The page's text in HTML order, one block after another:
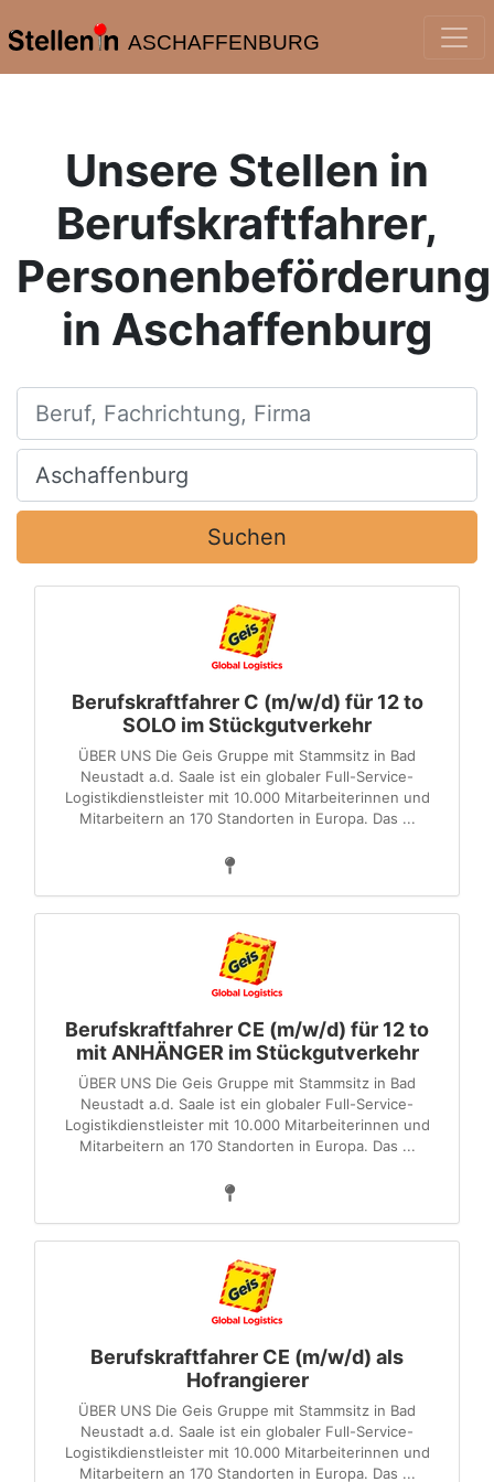
ASCHAFFENBURG
Unsere Stellen in
Berufskraftfahrer,
Personenbeförderung
in Aschaffenburg
Beruf, Fachrichtung, Firma
Ort, Stadt
Suchen
Berufskraftfahrer C (m/w/d) für 12 to
SOLO im Stückgutverkehr
ÜBER UNS Die Geis Gruppe mit Stammsitz in Bad
Neustadt a.d. Saale ist ein globaler Full-Service-
Logistikdienstleister mit 10.000 Mitarbeiterinnen und
Mitarbeitern an 170 Standorten in Europa. Das ...
Berufskraftfahrer CE (m/w/d) für 12 to
mit ANHÄNGER im Stückgutverkehr
ÜBER UNS Die Geis Gruppe mit Stammsitz in Bad
Neustadt a.d. Saale ist ein globaler Full-Service-
Logistikdienstleister mit 10.000 Mitarbeiterinnen und
Mitarbeitern an 170 Standorten in Europa. Das ...
Berufskraftfahrer CE (m/w/d) als
Hofrangierer
ÜBER UNS Die Geis Gruppe mit Stammsitz in Bad
Neustadt a.d. Saale ist ein globaler Full-Service-
Logistikdienstleister mit 10.000 Mitarbeiterinnen und
Mitarbeitern an 170 Standorten in Europa. Das ...